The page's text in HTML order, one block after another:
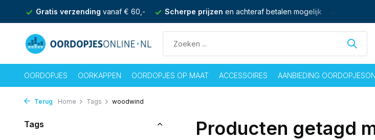
Gratis verzending vanaf € 60,- Scherpe prijzen en achteraf betalen mogelijk
OORDOPJES OORKAPPEN OORDOPJES OP MAAT ACCESSOIRES AANBIEDING
Terug Home Tags woodwind
Tags Producten getagd